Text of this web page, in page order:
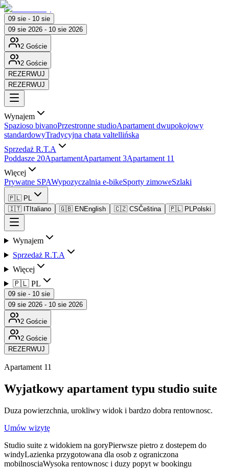
09 sie - 10 sie
09 sie 2026 - 10 sie 2026
2 Goście
2 Goście
REZERWUJ
REZERWUJ
Wynajem
Spazioso bivanoPrzestronne studioApartament dwupokojowy
standardowyTradycyjna chata valtellińska
Sprzedaż R.T.A
Poddasze 20ApartamentApartament 3Apartament 11
Więcej
Prywatne SPAWypozyczalnia e-bikeSporty zimoweSzlaki
🇵🇱 PL
🇮🇹 IT Italiano 🇬🇧 EN English 🇨🇿 CSČeština 🇵🇱 PLPolski
Wynajem
Sprzedaż R.T.A
Więcej
🇵🇱 PL
09 sie - 10 sie
09 sie 2026 - 10 sie 2026
2 Goście
2 Goście
REZERWUJ
Apartament 11
Wyjatkowy apartament typu studio suite
Duza powierzchnia, urokliwy widok i bardzo dobra rentownosc.
Umów wizytę
Studio suite z widokiem na goryPierwsze pietro z dostepem do
windyLazienka przygotowana dla osob z ograniczona
mobilnosciaWysoka rentownosc i duzy popyt w bookingu